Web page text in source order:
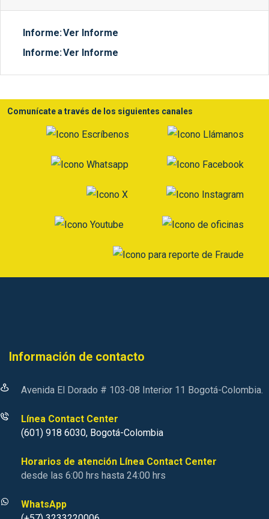
Informe:Ver Informe
Informe:Ver Informe
Comunícate a través de los siguientes canales
Información de contacto
Avenida El Dorado # 103-08 Interior 11 Bogotá-Colombia.
Línea Contact Center
(601) 918 6030, Bogotá-Colombia
Horarios de atención Línea Contact Center
desde las 6:00 hrs hasta 24:00 hrs
WhatsApp